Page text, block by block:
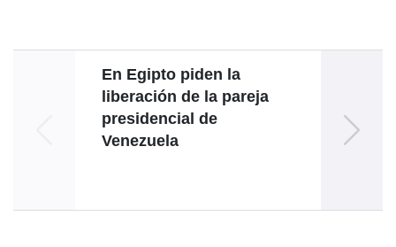
En Egipto piden la
liberación de la pareja
presidencial de
Venezuela